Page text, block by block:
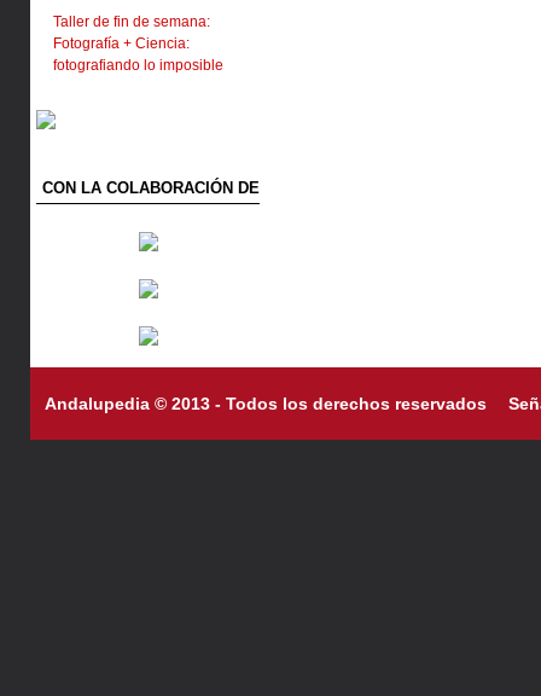
Taller de fin de semana:
Fotografía + Ciencia:
fotografiando lo imposible
CON LA COLABORACIÓN DE
Andalupedia © 2013 - Todos los derechos reservados